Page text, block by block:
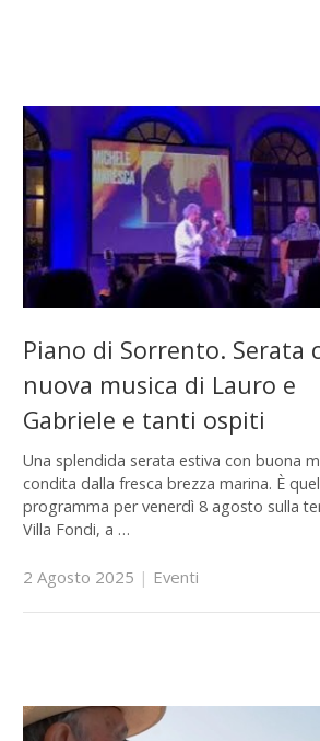
Piano di Sorrento. Serata
nuova musica di Lauro e
Gabriele e tanti ospiti
Una splendida serata estiva con buona
condita dalla fresca brezza marina. È
programma per venerdì 8 agosto sulla
Villa Fondi, a …
2 Agosto 2025 | Eventi